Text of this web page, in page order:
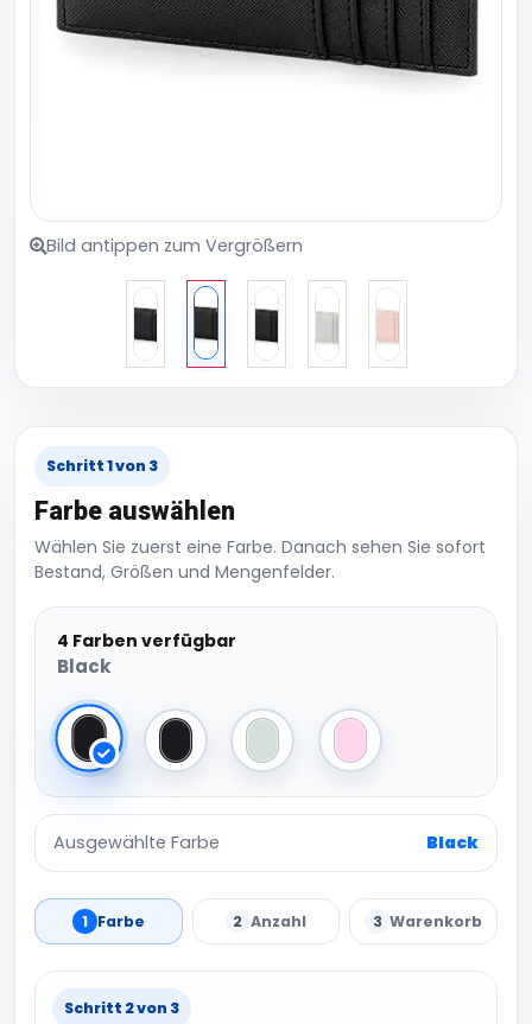
Bild antippen zum Vergrößern
Schritt 1 von 3
Farbe auswählen
Wählen Sie zuerst eine Farbe. Danach sehen Sie sofort
Bestand, Größen und Mengenfelder.
4 Farben verfügbar
Black
Black Black/Black Soft Grey Soft Pink
Ausgewählte Farbe Black
1 Farbe 2 Anzahl 3 Warenkorb
Schritt 2 von 3